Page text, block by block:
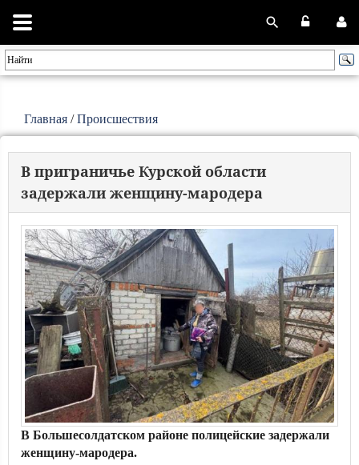
Главная /Происшествия
В приграничье Курской области
задержали женщину-мародера
В Большесолдатском районе полицейские задержали
женщину-мародера.